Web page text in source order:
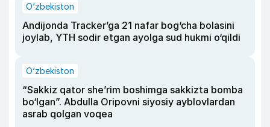
O‘zbekiston
Andijonda Tracker’ga 21 nafar bog‘cha bolasini
joylab, YTH sodir etgan ayolga sud hukmi o‘qildi
O‘zbekiston
“Sakkiz qator she’rim boshimga sakkizta bomba
bo‘lgan”. Abdulla Oripovni siyosiy ayblovlardan
asrab qolgan voqea